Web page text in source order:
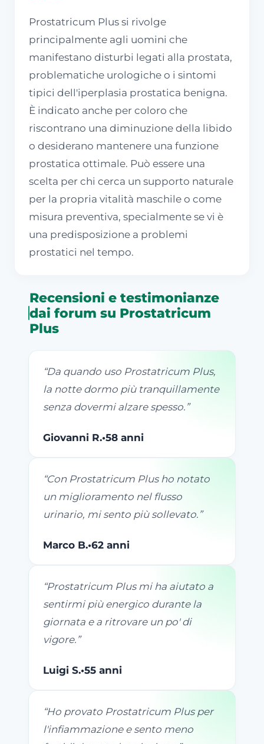
Prostatricum Plus si rivolge
principalmente agli uomini che
manifestano disturbi legati alla prostata,
problematiche urologiche o i sintomi
tipici dell'iperplasia prostatica benigna.
È indicato anche per coloro che
riscontrano una diminuzione della libido
o desiderano mantenere una funzione
prostatica ottimale. Può essere una
scelta per chi cerca un supporto naturale
per la propria vitalità maschile o come
misura preventiva, specialmente se vi è
una predisposizione a problemi
prostatici nel tempo.
Recensioni e testimonianze
dai forum su Prostatricum
Plus
“Da quando uso Prostatricum Plus,
la notte dormo più tranquillamente
senza dovermi alzare spesso. ”
Giovanni R.•58 anni
“Con Prostatricum Plus ho notato
un miglioramento nel flusso
urinario, mi sento più sollevato. ”
Marco B.•62 anni
“Prostatricum Plus mi ha aiutato a
sentirmi più energico durante la
giornata e a ritrovare un po' di
vigore. ”
Luigi S.•55 anni
“Ho provato Prostatricum Plus per
l'infiammazione e sento meno